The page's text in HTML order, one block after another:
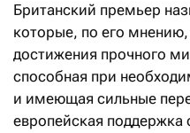
Британский премьер
которые, по его
достижения прочного
способная при
и имеющая сильные
европейская поддержка